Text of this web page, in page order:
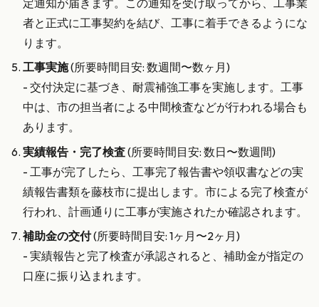
者と正式に工事契約を結び、工事に着手できるようにな
ります。
工事実施(所要時間目安: 数週間〜数ヶ月)
- 交付決定に基づき、耐震補強工事を実施します。工事
中は、市の担当者による中間検査などが行われる場合も
あります。
実績報告・完了検査(所要時間目安: 数日〜数週間)
- 工事が完了したら、工事完了報告書や領収書などの実
績報告書類を藤枝市に提出します。市による完了検査が
行われ、計画通りに工事が実施されたか確認されます。
補助金の交付(所要時間目安: 1ヶ月〜2ヶ月)
- 実績報告と完了検査が承認されると、補助金が指定の
口座に振り込まれます。